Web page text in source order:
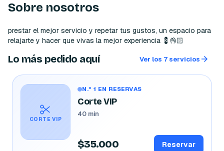
Sobre nosotros
prestar el mejor servicio y repetar tus gustos, un espacio para
relajarte y hacer que vivas la mejor experiencia 💈👌🏻
Lo más pedido aquí Ver los 7 servicios
CORTE VIP
N.º 1 EN RESERVAS
Corte VIP
40 min
$35.000 Reservar